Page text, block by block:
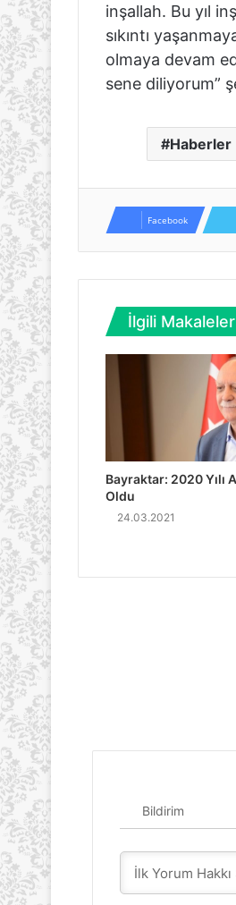
inşallah. Bu yıl
sıkıntı
olmaya devam
sene diliyorum”
Haberler
Facebook
İlgili Makaleler
Bayraktar: 2020 Yılı
Oldu
24.03.2021
Bildirim